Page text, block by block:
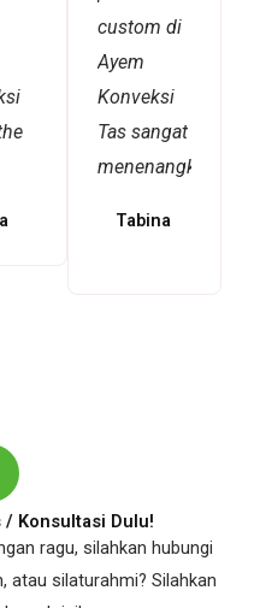
custom di
Ayem
Konveksi
Tas sangat
menenangkan!
Tabina
/ Konsultasi Dulu!
ragu, silahkan hubungi
atau silaturahmi? Silahkan